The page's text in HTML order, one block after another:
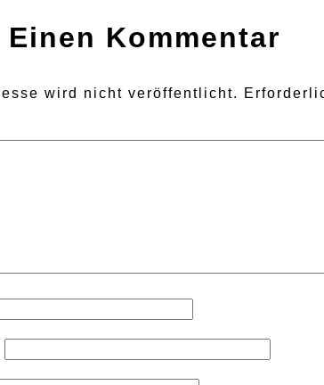
Kommentar
wird nicht veröffentlicht.